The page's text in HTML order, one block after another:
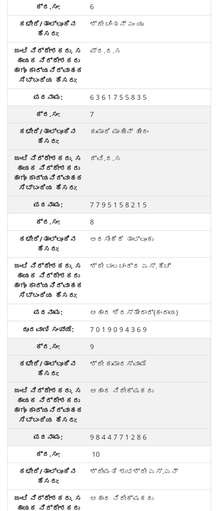
6
ಶ್ರೀ ಚಿಂತನ್ ಎಂ ಯು
ಪ್ರ.ದ.ಸ
6 3 6 1 7 5 5 8 3 5
7
ಕುಮಾರಿ ಮಾಹೀನ್ ಹೀರಂ
ದ್ವಿ.ದ.ಸ
7 7 9 5 1 5 8 2 1 5
8
ಅರಸೀಕೆರೆ ತಾಲ್ಲೂಕು
ಶ್ರೀ ಬಾಲಚಂದ್ರ ಎಸ್.ಹೆಚ್
ಆಹಾರ ಶಿರಸ್ತೇದಾರ್(ಕಂದಾಯ)
7 0 1 9 0 9 4 3 6 9
9
ಶ್ರೀ ಕುಮಾರಸ್ವಾಮಿ
ಆಹಾರ ನಿರೀಕ್ಷಕರು
9 8 4 4 7 7 1 2 8 6
10
ಶ್ರೀಮತಿ ಶುಭಶ್ರೀ ಎಸ್.ಎನ್
ಆಹಾರ ನಿರೀಕ್ಷಕರು